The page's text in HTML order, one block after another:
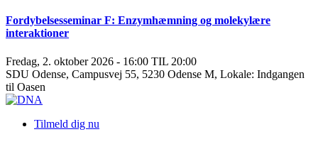
Fordybelsesseminar F: Enzymhæmning og molekylære
interaktioner
Fredag, 2. oktober 2026 - 16:00 TIL 20:00
SDU Odense, Campusvej 55, 5230 Odense M, Lokale: Indgangen
til Oasen
Tilmeld dig nu